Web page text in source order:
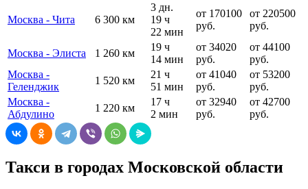
Москва - Чита 6 300 км
3 дн.
19 ч
22 мин
от 170100
руб.
от 220500
руб.
Москва - Элиста 1 260 км
19 ч
14 мин
от 34020
руб.
от 44100
руб.
Москва -
Геленджик
1 520 км
21 ч
51 мин
от 41040
руб.
от 53200
руб.
Москва -
Абдулино
1 220 км
17 ч
2 мин
от 32940
руб.
от 42700
руб.
Такси в городах Московской области